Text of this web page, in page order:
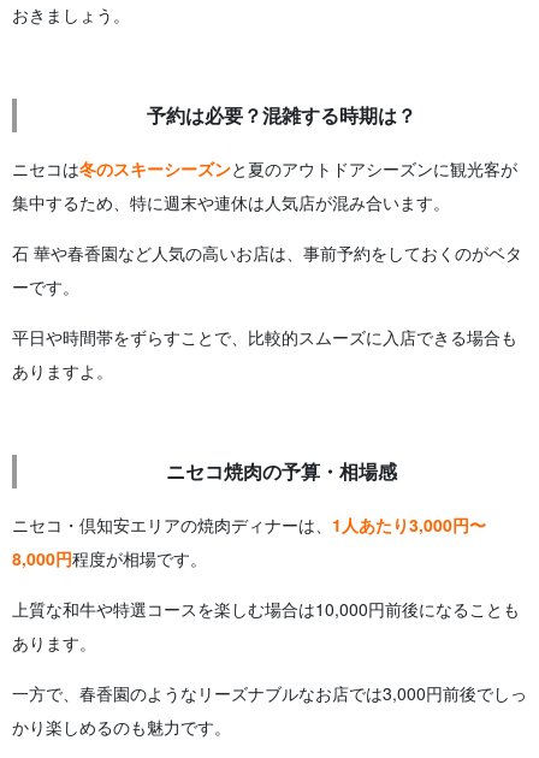
おきましょう。
予約は必要？混雑する時期は？
ニセコは冬のスキーシーズンと夏のアウトドアシーズンに観光客が
集中するため、特に週末や連休は人気店が混み合います。
石 華や春香園など人気の高いお店は、事前予約をしておくのがベタ
ーです。
平日や時間帯をずらすことで、比較的スムーズに入店できる場合も
ありますよ。
ニセコ焼肉の予算・相場感
ニセコ・倶知安エリアの焼肉ディナーは、 1人あたり3,000円〜
8,000円程度が相場です。
上質な和牛や特選コースを楽しむ場合は10,000円前後になることも
あります。
一方で、春香園のようなリーズナブルなお店では3,000円前後でしっ
かり楽しめるのも魅力です。